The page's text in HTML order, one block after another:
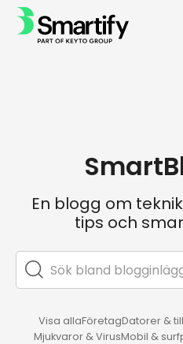
En blogg om
tips och
Visa allaFöretagDatorer &
Mjukvaror & VirusMobil &